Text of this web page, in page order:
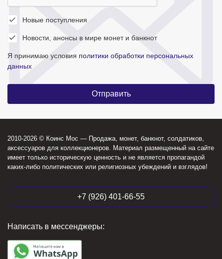
Новые поступления
Новости, анонсы в мире монет и банкнот
Я принимаю условия политики обработки персональных
данных
2010-2026 © Коинс Мос — Продажа, монет, банкнот, солдатиков,
аксессуаров для коллекционеров. Материал размещенный на сайте
имеет только историческую ценность и не является пропагандой
каких-либо политических или религиозных убеждений и взглядов!
+7 (926) 401-66-55
Написать в мессенджеры: